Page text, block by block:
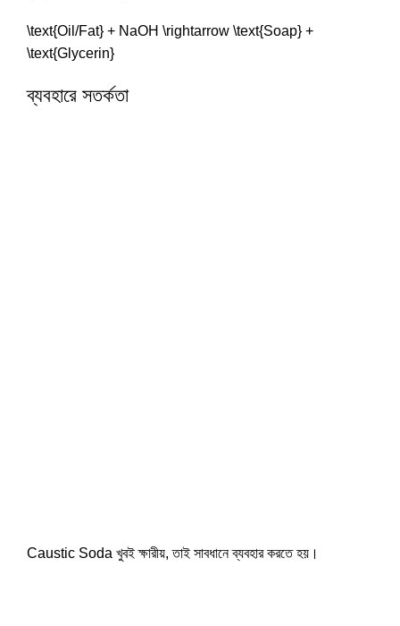
\text{Oil/Fat} + NaOH \rightarrow \text{Soap} +
\text{Glycerin}
ব্যবহারে সতর্কতা
Caustic Soda খুবই ক্ষারীয়, তাই সাবধানে ব্যবহার করতে হয়।